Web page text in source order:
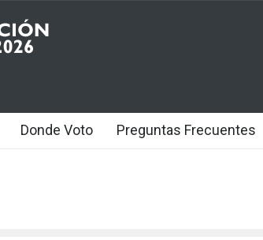
Donde Voto Preguntas Frecuentes